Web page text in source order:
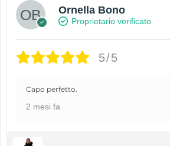
Ornella Bono
Proprietario verificato
5/5
Capo perfetto.
2 mesi fa